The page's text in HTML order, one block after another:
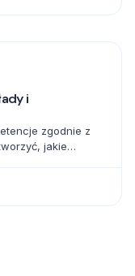
i
zgodnie z
jakie